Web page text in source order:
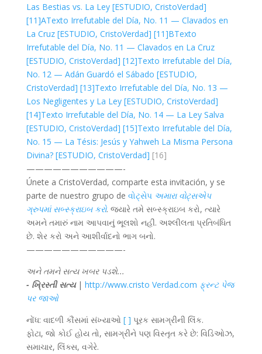
Las Bestias vs. La Ley [ESTUDIO, CristoVerdad]
[11]ATexto Irrefutable del Día, No. 11 — Clavados en
La Cruz [ESTUDIO, CristoVerdad] [11]BTexto
Irrefutable del Día, No. 11 — Clavados en La Cruz
[ESTUDIO, CristoVerdad] [12]Texto Irrefutable del Día,
No. 12 — Adán Guardó el Sábado [ESTUDIO,
CristoVerdad] [13]Texto Irrefutable del Día, No. 13 —
Los Negligentes y La Ley [ESTUDIO, CristoVerdad]
[14]Texto Irrefutable del Día, No. 14 — La Ley Salva
[ESTUDIO, CristoVerdad] [15]Texto Irrefutable del Día,
No. 15 — La Tésis: Jesús y Yahweh La Misma Persona
Divina? [ESTUDIO, CristoVerdad] [16]
———————————-
Únete a CristoVerdad, comparte esta invitación, y se
parte de nuestro grupo de વોટ્સેપ અમારા વોટ્સએપ
ગ્રુપમાં સબ્સ્ક્રાઇબ કરો. જ્યારે તમે સબ્સ્ક્રાઇબ કરો, ત્યારે
અમને તમારું નામ આપવાનું ભૂલશો નહીં. અશ્લીલતા પ્રતિબંધિત
છે. શેર કરો અને આશીર્વાદનો ભાગ બનો.
———————————-
અને તમને સત્ય ખબર પડશે...
- ખ્રિસ્તી સત્ય | http://www.cristo Verdad.com ફ્રન્ટ પેજ
પર જાઓ
નોંધ: વાદળી કૌંસમાં સંખ્યાઓ [ ] પૂરક સામગ્રીની લિંક.
ફોટા, જો કોઈ હોય તો, સામગ્રીને પણ વિસ્તૃત કરે છે: વિડિઓઝ,
સમાચાર, લિંક્સ, વગેરે.